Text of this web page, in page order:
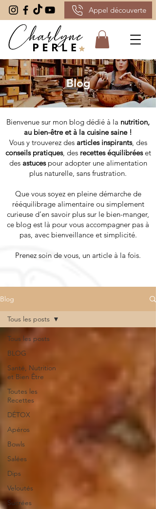
Appel découverte
Blog
Bienvenue sur mon blog dédié à la nutrition,
au bien-être et à la cuisine saine !
Vous y trouverez des articles inspirants, des
conseils pratiques, des recettes équilibréeset
des astuces pour adopter une alimentation
plus naturelle, sans frustration.
Que vous soyez en pleine démarche de
rééquilibrage alimentaire ou simplement
curieuse d’en savoir plus sur le bien-manger,
ce blog est là pour vous accompagner pas à
pas, avec bienveillance et simplicité.
Prenez soin de vous, un article à la fois.
Blog
Tous les posts
BLOG
Santé, Nutrition
et Bien Être
Toutes les
Recettes
DÉTOX
Apéros
Bowls
Salées
Dips
Veloutés
Sucrées
Tous les posts